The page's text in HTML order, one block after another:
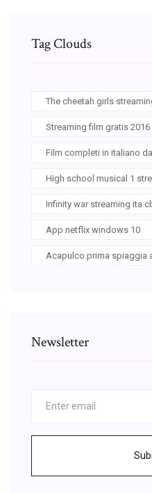
Tag Clouds
The cheetah girls
Streaming film gratis 2016
Film completi in italiano
High school musical 1
Infinity war streaming ita
App netflix windows 10
Acapulco prima spiaggia
Newsletter